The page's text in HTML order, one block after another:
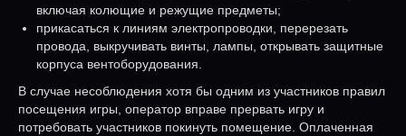
включая колющие и режущие предметы;
прикасаться к линиям электропроводки, перерезать
провода, выкручивать винты, лампы, открывать защитные
корпуса вентоборудования.
В случае несоблюдения хотя бы одним из участников правил
посещения игры, оператор вправе прервать игру и
потребовать участников покинуть помещение. Оплаченная